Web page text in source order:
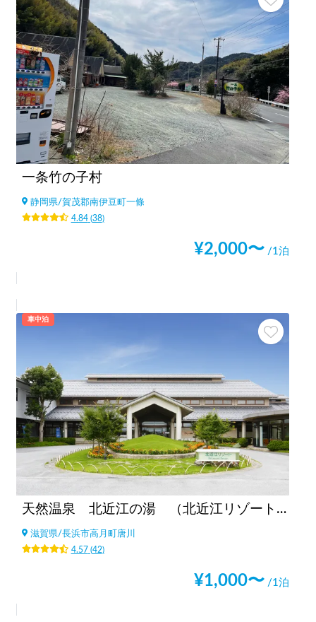
一条竹の子村
静岡県/賀茂郡南伊豆町一條
4.84(38)
¥2,000〜 /1泊
車中泊
天然温泉 北近江の湯 （北近江リゾート）
滋賀県/長浜市高月町唐川
4.57(42)
¥1,000〜 /1泊